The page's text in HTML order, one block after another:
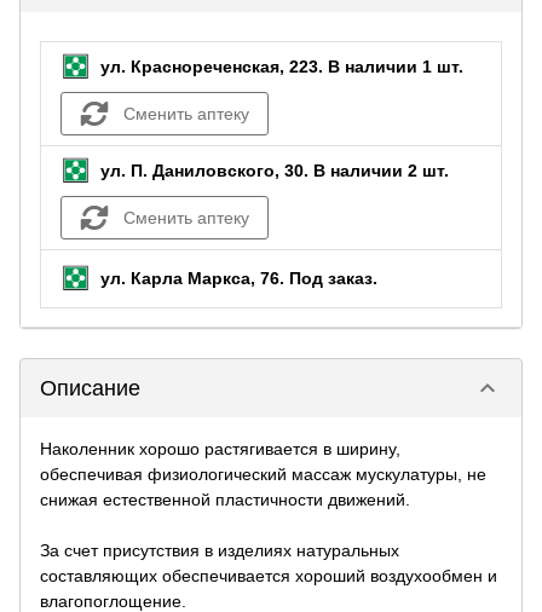
ул. Краснореченская, 223. В наличии 1 шт.
Сменить аптеку
ул. П. Даниловского, 30. В наличии 2 шт.
Сменить аптеку
ул. Карла Маркса, 76. Под заказ.
Описание keyboard_arrow_down
Наколенник хорошо растягивается в ширину,
обеспечивая физиологический массаж мускулатуры, не
снижая естественной пластичности движений.
За счет присутствия в изделиях натуральных
составляющих обеспечивается хороший воздухообмен и
влагопоглощение.